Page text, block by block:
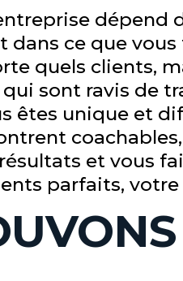
dépend
ce que
quels clients,
qui sont ravis de
êtes unique et
et vous
parfaits,